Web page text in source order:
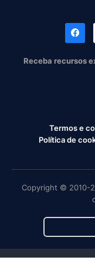
Receba recursos
Termos e
Política de
Copyright © 2010-